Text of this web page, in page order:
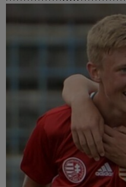
Jegyek
FM YouTube +
Hírek
Labdarúgás